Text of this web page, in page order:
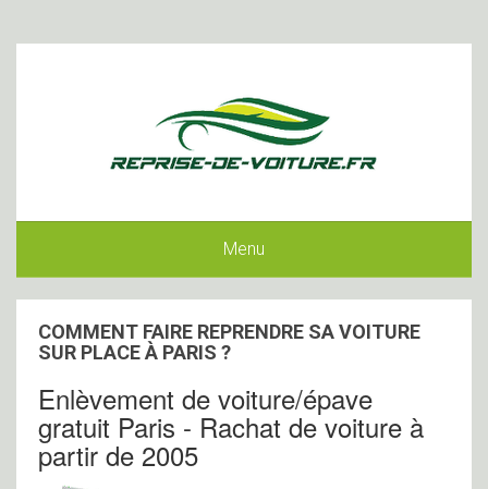
Menu
COMMENT FAIRE REPRENDRE SA VOITURE
SUR PLACE À PARIS ?
Enlèvement de voiture/épave
gratuit Paris - Rachat de voiture à
partir de 2005